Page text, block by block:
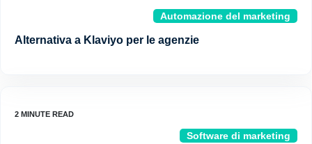
Automazione del marketing
Alternativa a Klaviyo per le agenzie
Software di marketing